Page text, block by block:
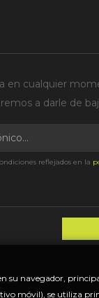
en cualquier
a darle de
reflejados en la
navegador,
móvil), se utiliza